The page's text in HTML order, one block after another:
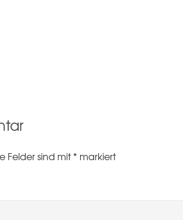
Felder sind mit* markiert